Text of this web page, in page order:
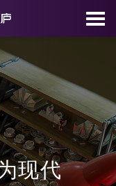
现代